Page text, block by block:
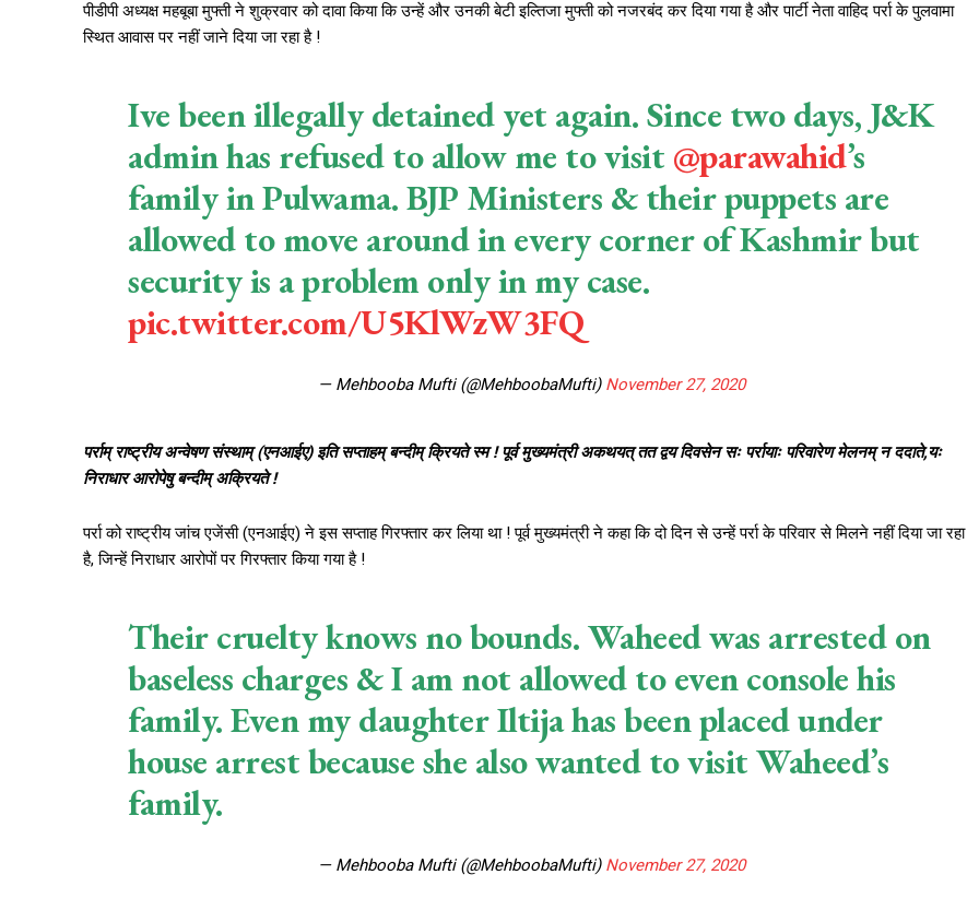
पीडीपी अध्यक्ष महबूबा मुफ्ती ने शुक्रवार को दावा किया कि उन्हें और उनकी बेटी इल्तिजा मुफ्ती को नजरबंद कर दिया गया है और पार्टी नेता वाहिद पर्रा के पुलवामा
स्थित आवास पर नहीं जाने दिया जा रहा है !
Ive been illegally detained yet again. Since two days, J&K
admin has refused to allow me to visit @parawahid’s
family in Pulwama. BJP Ministers & their puppets are
allowed to move around in every corner of Kashmir but
security is a problem only in my case.
pic.twitter.com/U5KlWzW3FQ
— Mehbooba Mufti (@MehboobaMufti) November 27, 2020
पर्राम् राष्ट्रीय अन्वेषण संस्थाम् (एनआईए) इति सप्ताहम् बन्दीम् क्रियते स्म ! पूर्व मुख्यमंत्री अकथयत् तत द्वय दिवसेन सः पर्रायाः परिवारेण मेलनम् न ददाते,यः
निराधार आरोपेषु बन्दीम् अक्रियते !
पर्रा को राष्ट्रीय जांच एजेंसी (एनआईए) ने इस सप्ताह गिरफ्तार कर लिया था ! पूर्व मुख्यमंत्री ने कहा कि दो दिन से उन्हें पर्रा के परिवार से मिलने नहीं दिया जा रहा
है, जिन्हें निराधार आरोपों पर गिरफ्तार किया गया है !
Their cruelty knows no bounds. Waheed was arrested on
baseless charges & I am not allowed to even console his
family. Even my daughter Iltija has been placed under
house arrest because she also wanted to visit Waheed’s
family.
— Mehbooba Mufti (@MehboobaMufti) November 27, 2020